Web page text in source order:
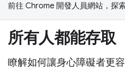
前往 Chrome 開發人員網站，探
所有人都能存取
瞭解如何讓身心障礙者更